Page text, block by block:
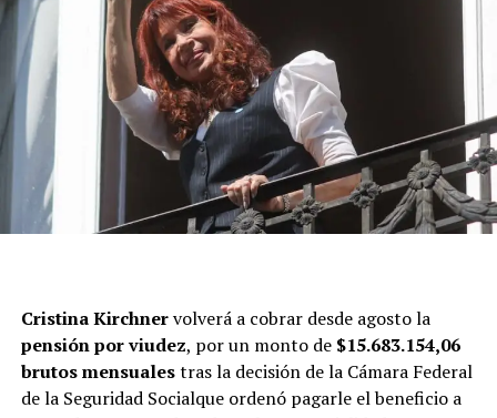
Cristina Kirchnervolverá a cobrar desde agosto la
pensión por viudez, por un monto de$15.683.154,06
brutos mensualestras la decisión de la Cámara Federal
de la Seguridad Socialque ordenó pagarle el beneficio a